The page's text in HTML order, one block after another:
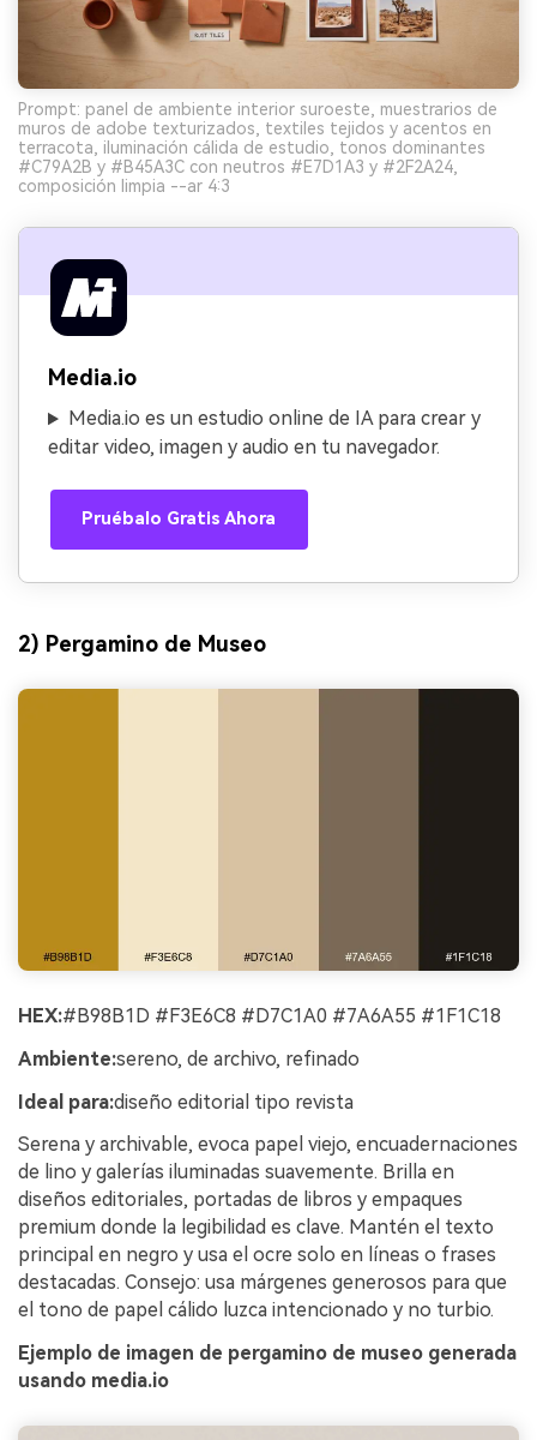
Prompt: panel de ambiente interior suroeste, muestrarios de
muros de adobe texturizados, textiles tejidos y acentos en
terracota, iluminación cálida de estudio, tonos dominantes
#C79A2B y #B45A3C con neutros #E7D1A3 y #2F2A24,
composición limpia --ar 4:3
Media.io
Media.io es un estudio online de IA para crear y
editar video, imagen y audio en tu navegador.
Pruébalo Gratis Ahora
2) Pergamino de Museo
HEX:#B98B1D #F3E6C8 #D7C1A0 #7A6A55 #1F1C18
Ambiente:sereno, de archivo, refinado
Ideal para:diseño editorial tipo revista
Serena y archivable, evoca papel viejo, encuadernaciones
de lino y galerías iluminadas suavemente. Brilla en
diseños editoriales, portadas de libros y empaques
premium donde la legibilidad es clave. Mantén el texto
principal en negro y usa el ocre solo en líneas o frases
destacadas. Consejo: usa márgenes generosos para que
el tono de papel cálido luzca intencionado y no turbio.
Ejemplo de imagen de pergamino de museo generada
usando media.io